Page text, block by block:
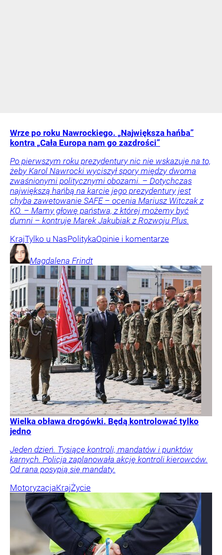
Wrze po roku Nawrockiego. „Największa hańba”
kontra „Cała Europa nam go zazdrości”
Po pierwszym roku prezydentury nic nie wskazuje na to,
żeby Karol Nawrocki wyciszył spory między dwoma
zwaśnionymi politycznymi obozami. – Dotychczas
największą hańbą na karcie jego prezydentury jest
chyba zawetowanie SAFE – ocenia Mariusz Witczak z
KO. – Mamy głowę państwa, z której możemy być
dumni – kontruje Marek Jakubiak z Rozwoju Plus.
KrajTylko u NasPolitykaOpinie i komentarze
Magdalena Frindt
Wielka obława drogówki. Będą kontrolować tylko
jedno
Jeden dzień. Tysiące kontroli, mandatów i punktów
karnych. Policja zaplanowała akcję kontroli kierowców.
Od rana posypią się mandaty.
MotoryzacjaKrajŻycie